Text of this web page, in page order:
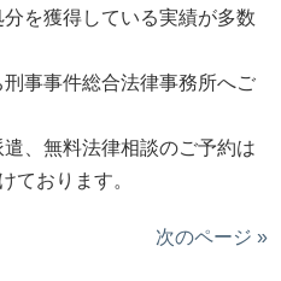
を獲得している実績が多数
事事件総合法律事務所へご
、無料法律相談のご予約は
ております。
次のページ »